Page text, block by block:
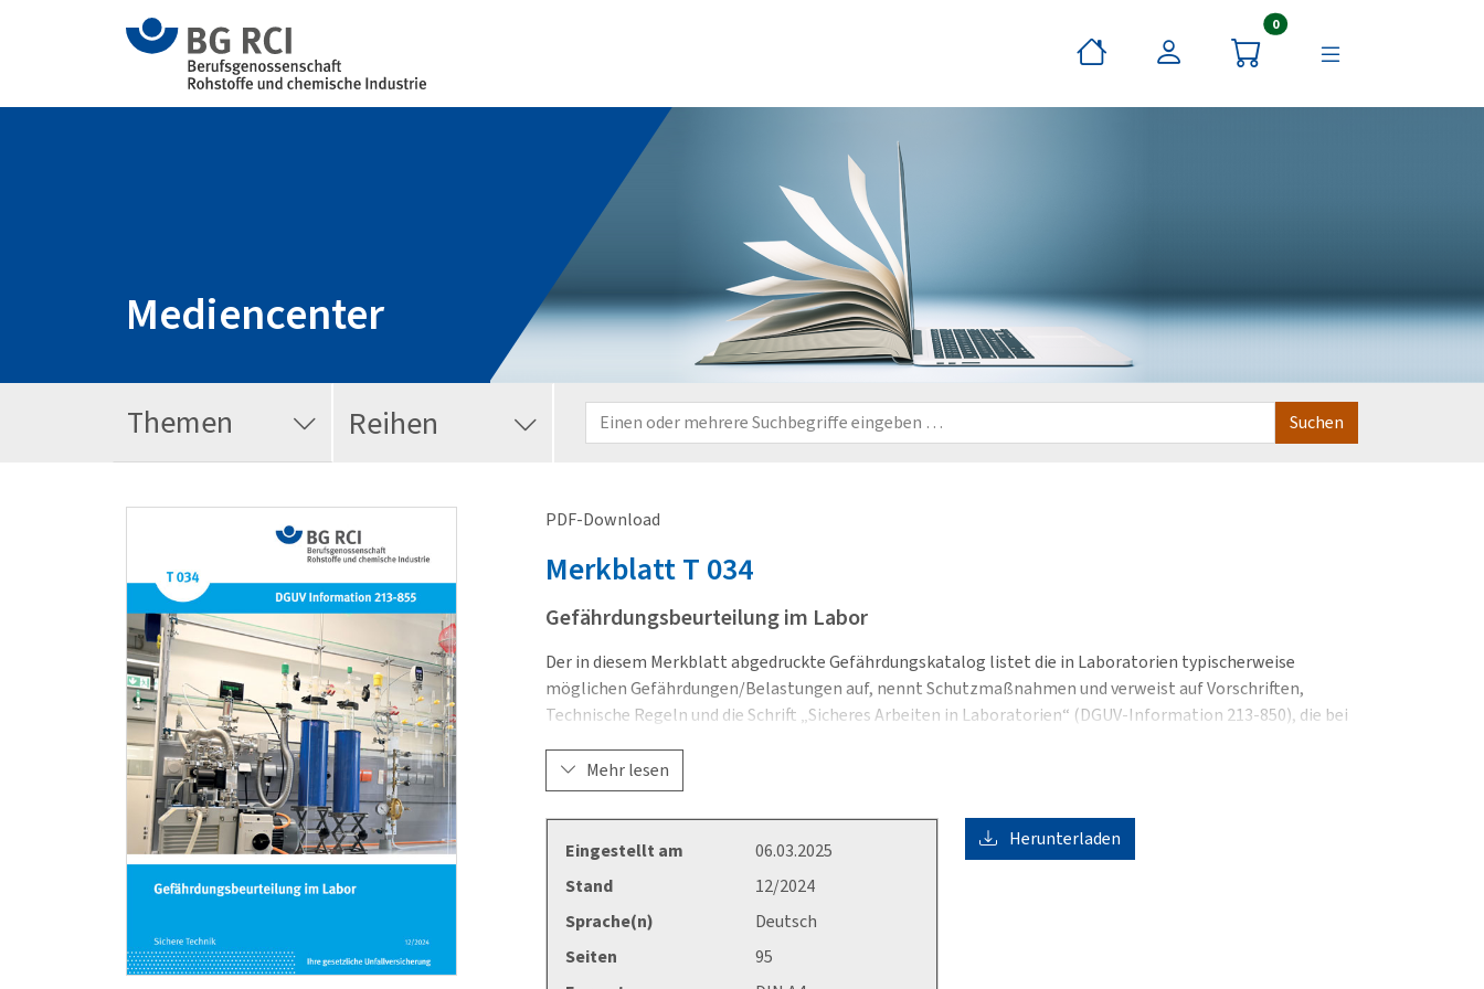
0Artikel im Warenkorb
Mediencenter
Themen Reihen
PDF-Download
MerkblattT 034
Gefährdungsbeurteilung im Labor
Der in diesem Merkblatt abgedruckte Gefährdungskatalog listet die in Laboratorien typischerweise
möglichen Gefährdungen/Belastungen auf, nennt Schutzmaßnahmen und verweist auf Vorschriften,
Technische Regeln und die Schrift „Sicheres Arbeiten in Laboratorien“ (DGUV-Information 213-850), die bei
Arbeitsschutzgesetz erleichtern. Er kann außerdem z. B. auch zur Erstellung von Betriebsanweisungen
sowie für Unterweisungen herangezogen werden.
Mehr lesen
Eingestellt am
06.03.2025
Stand
12/2024
Sprache(n)
Deutsch
Seiten
95
Herunterladen